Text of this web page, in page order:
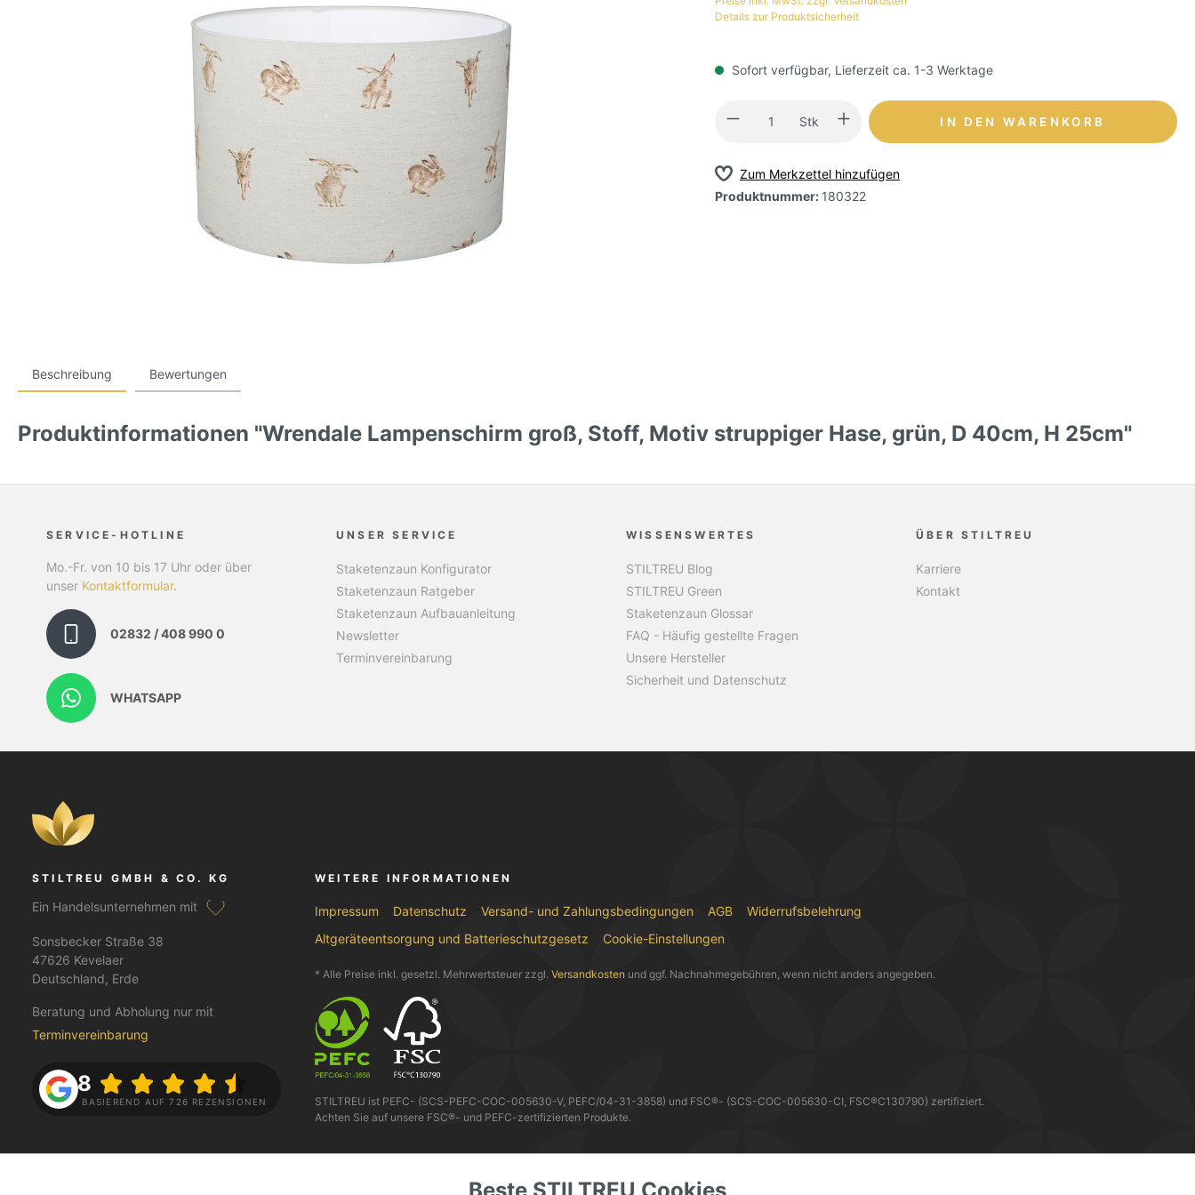
Details zur Produktsicherheit
Sofort verfügbar, Lieferzeit ca. 1-3 Werktage
Stk IN DEN WARENKORB
Zum Merkzettel hinzufügen
Produktnummer: 180322
Beschreibung Bewertungen
Produktinformationen "Wrendale Lampenschirm groß, Stoff, Motiv struppiger Hase, grün, D 40cm, H 25cm"
SERVICE-HOTLINE
Mo.-Fr. von 10 bis 17 Uhr oder über
unser Kontaktformular.
02832 / 408 990 0
WHATSAPP
UNSER SERVICE
Staketenzaun Konfigurator
Staketenzaun Ratgeber
Staketenzaun Aufbauanleitung
Newsletter
Terminvereinbarung
WISSENSWERTES
STILTREU Blog
STILTREU Green
Staketenzaun Glossar
FAQ - Häufig gestellte Fragen
Unsere Hersteller
Sicherheit und Datenschutz
ÜBER STILTREU
Karriere
Kontakt
STILTREU GMBH & CO. KG
Ein Handelsunternehmen mit
Sonsbecker Straße 38
47626 Kevelaer
Deutschland, Erde
Beratung und Abholung nur mit
Terminvereinbarung
4.8
BASIEREND AUF 726 REZENSIONEN
WEITERE INFORMATIONEN
Impressum Datenschutz Versand- und Zahlungsbedingungen AGB
Widerrufsbelehrung
Altgeräteentsorgung und Batterieschutzgesetz
Cookie-Einstellungen
* Alle Preise inkl. gesetzl. Mehrwertsteuer zzgl. Versandkosten und ggf. Nachnahmegebühren, wenn nicht anders angegeben.
STILTREU ist PEFC- (SCS-PEFC-COC-005630-V, PEFC/04-31-3858) und FSC®- (SCS-COC-005630-CI, FSC®C130790) zertifiziert.
Achten Sie auf unsere FSC®- und PEFC-zertifizierten Produkte.
FOLGE UNS AUF BEZAHLEN KANNST DU MIT WIR LIEFERN DIR DEINE BESTELLUNG MIT